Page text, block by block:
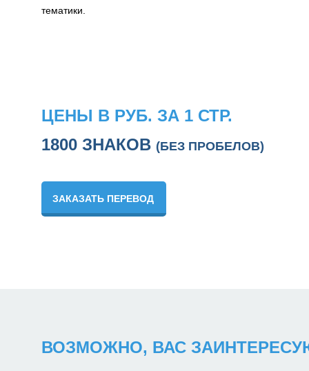
тематики.
ЦЕНЫ В РУБ. ЗА 1 СТР.
1800 ЗНАКОВ (БЕЗ ПРОБЕЛОВ)
ЗАКАЗАТЬ ПЕРЕВОД
ВОЗМОЖНО, ВАС